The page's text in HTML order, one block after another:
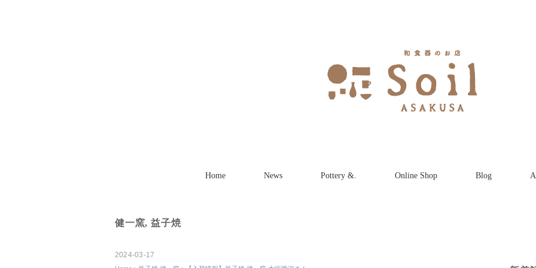
Home News Pottery &. Online Shop Blog
健一窯,益子焼
2024-03-17